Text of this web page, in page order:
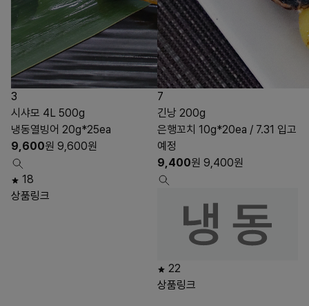
3
시샤모 4L 500g
냉동열빙어 20g*25ea
9,600원 9,600원
18
상품링크
7
긴낭 200g
은행꼬치 10g*20ea / 7.31 입고
예정
9,400원 9,400원
22
상품링크